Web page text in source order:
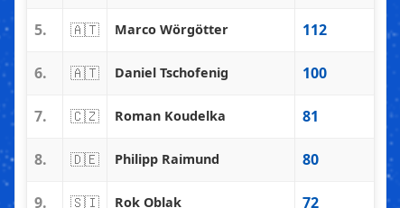
5. 🇦🇹 Marco Wörgötter 112
6. 🇦🇹 Daniel Tschofenig 100
7. 🇨🇿 Roman Koudelka 81
8. 🇩🇪 Philipp Raimund 80
9. 🇸🇮 Rok Oblak 72